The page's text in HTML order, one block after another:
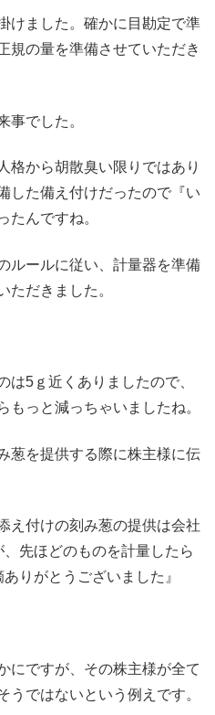
けました。確かに目勘定で準
規の量を準備させていただき
事でした。
格から胡散臭い限りではあり
した備え付けだったので『い
たんですね。
ルールに従い、計量器を準備
ただきました。
は5ｇ近くありましたので、
もっと減っちゃいましたね。
葱を提供する際に株主様に伝
え付けの刻み葱の提供は会社
先ほどのものを計量したら
りがとうございました』
にですが、その株主様が全て
うではないという例えです。